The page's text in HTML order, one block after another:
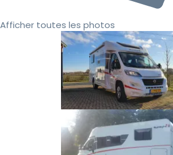
Afficher toutes les photos